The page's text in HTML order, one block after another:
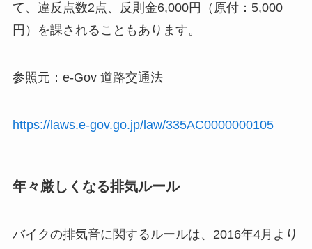
て、違反点数2点、反則金6,000円（原付：5,000
円）を課されることもあります。
参照元：e-Gov 道路交通法
https://laws.e-gov.go.jp/law/335AC0000000105
年々厳しくなる排気ルール
バイクの排気音に関するルールは、2016年4月より